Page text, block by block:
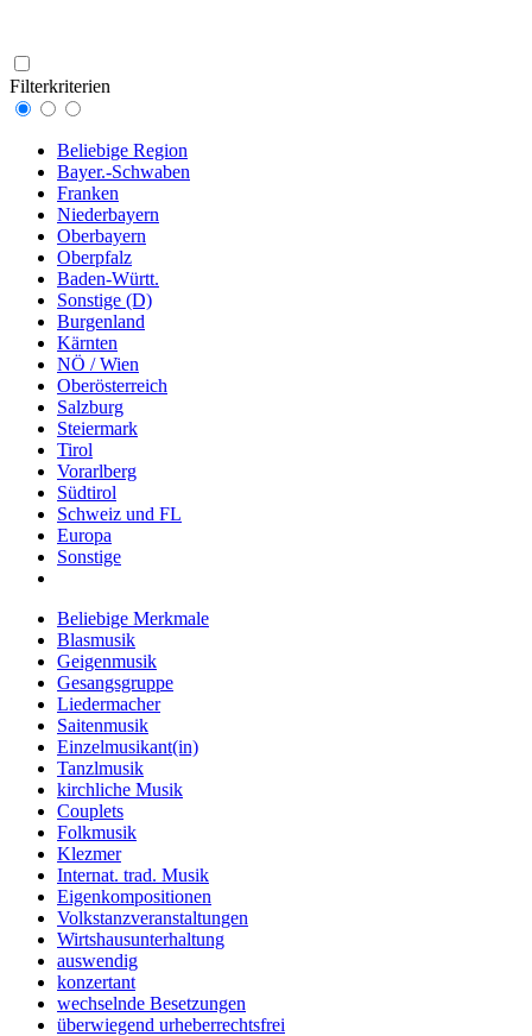
Filterkriterien
Beliebige Region
Bayer.-Schwaben
Franken
Niederbayern
Oberbayern
Oberpfalz
Baden-Württ.
Sonstige (D)
Burgenland
Kärnten
NÖ / Wien
Oberösterreich
Salzburg
Steiermark
Tirol
Vorarlberg
Südtirol
Schweiz und FL
Europa
Sonstige
Beliebige Merkmale
Blasmusik
Geigenmusik
Gesangsgruppe
Liedermacher
Saitenmusik
Einzelmusikant(in)
Tanzlmusik
kirchliche Musik
Couplets
Folkmusik
Klezmer
Internat. trad. Musik
Eigenkompositionen
Volkstanzveranstaltungen
Wirtshausunterhaltung
auswendig
konzertant
wechselnde Besetzungen
überwiegend urheberrechtsfrei